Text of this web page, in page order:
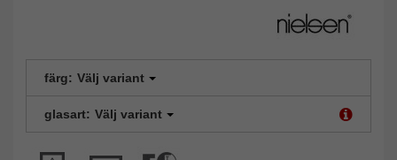
färg: Välj variant
glasart: Välj variant